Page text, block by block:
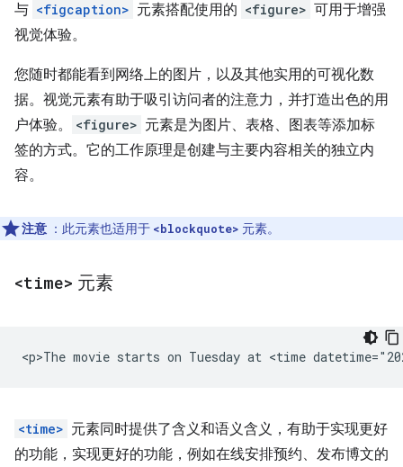
与 <figcaption> 元素搭配使用的 <figure> 可用于增强
视觉体验。
您随时都能看到网络上的图片，以及其他实用的可视化数
据。视觉元素有助于吸引访问者的注意力，并打造出色的用
户体验。
<figure> 元素是为图片、表格、图表等添加标
签的方式。它的工作原理是创建与主要内容相关的独立内
容。
注意 ：此元素也适用于 <blockquote> 元素。
<time> 元素
<time> 元素同时提供了含义和语义含义，有助于实现更好
的功能，实现更好的功能，例如在线安排预约、发布博文的